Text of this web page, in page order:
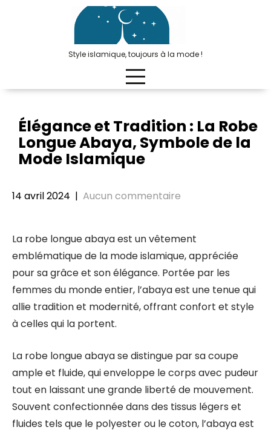
Style islamique, toujours à la mode !
Élégance et Tradition : La Robe
Longue Abaya, Symbole de la
Mode Islamique
14 avril 2024 | Aucun commentaire
La robe longue abaya est un vêtement
emblématique de la mode islamique, appréciée
pour sa grâce et son élégance. Portée par les
femmes du monde entier, l’abaya est une tenue qui
allie tradition et modernité, offrant confort et style
à celles qui la portent.
La robe longue abaya se distingue par sa coupe
ample et fluide, qui enveloppe le corps avec pudeur
tout en laissant une grande liberté de mouvement.
Souvent confectionnée dans des tissus légers et
fluides tels que le polyester ou le coton, l’abaya est